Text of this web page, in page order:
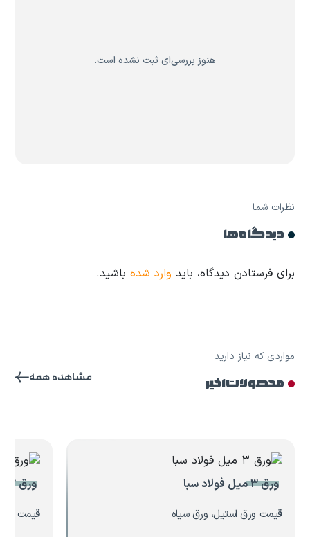
هنوز بررسی‌ای ثبت نشده است.
نظرات شما
دیدگاه ها
برای فرستادن دیدگاه، باید وارد شده باشید.
مواردی که نیاز دارید
محصولات اخیر مشاهده همه
ورق ۳ میل فولاد سبا
قیمت ورق استیل، ورق سیاه
ورق ۰.۷ میل هفت الماس
قیمت ورق